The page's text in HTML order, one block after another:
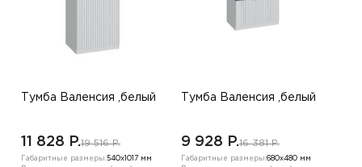
Тумба Валенсия ,белый
11 828 P.19 516 P.
Габаритные размеры:540х1017 мм
Тумба Валенсия ,белый
9 928 P.16 381 P.
Габаритные размеры:680х480 мм